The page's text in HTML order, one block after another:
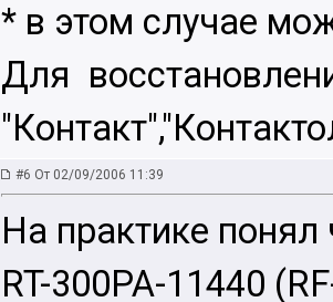
* в этом случае
Для
#6 От 02/09/2006 11:39
На практике
RT-300PA-11440